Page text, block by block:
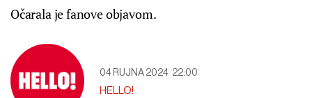
Očarala je fanove objavom.
04 RUJNA 2024 22:00
HELLO!